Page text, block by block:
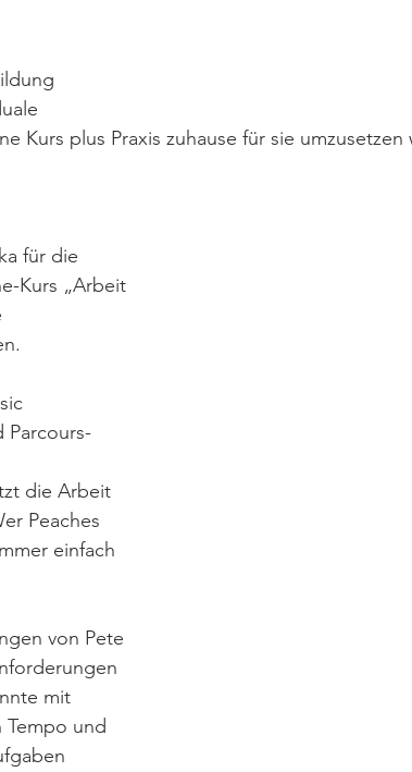
Kurs plus Praxis zuhause für sie umzusetzen
für die
Kurs „Arbeit
Parcours-
die Arbeit
Peaches
einfach
von Pete
mit
Tempo und